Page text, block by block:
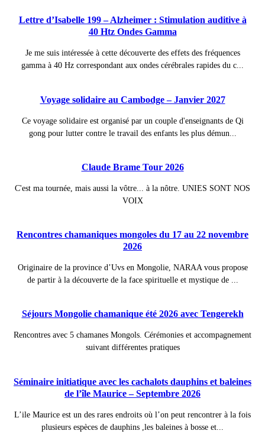
Lettre d’Isabelle 199 – Alzheimer : Stimulation auditive à
40 Htz Ondes Gamma
Je me suis intéressée à cette découverte des effets des fréquences
gamma à 40 Hz correspondant aux ondes cérébrales rapides du c...
Voyage solidaire au Cambodge – Janvier 2027
Ce voyage solidaire est organisé par un couple d'enseignants de Qi
gong pour lutter contre le travail des enfants les plus démun...
Claude Brame Tour 2026
C'est ma tournée, mais aussi la vôtre... à la nôtre. UNIES SONT NOS
VOIX
Rencontres chamaniques mongoles du 17 au 22 novembre
2026
Originaire de la province d’Uvs en Mongolie, NARAA vous propose
de partir à la découverte de la face spirituelle et mystique de ...
Séjours Mongolie chamanique été 2026 avec Tengerekh
Rencontres avec 5 chamanes Mongols. Cérémonies et accompagnement
suivant différentes pratiques
Séminaire initiatique avec les cachalots dauphins et baleines
de l’île Maurice – Septembre 2026
L’ile Maurice est un des rares endroits où l’on peut rencontrer à la fois
plusieurs espèces de dauphins ,les baleines à bosse et...